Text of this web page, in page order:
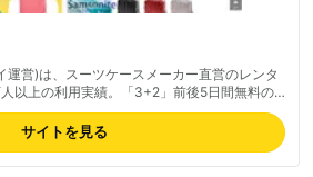
運営)は、スーツケースメーカー直営のレンタ
以上の利用実績。「3+2」前後5日間無料の
修学旅行・社員旅行など大量発注にも対応で
カー直送のきれいな商品と過失なしの破損保
が必要で総額はやや高めとの指摘もあるが、
料金は公式サイトでご確認ください。
サイトを見る